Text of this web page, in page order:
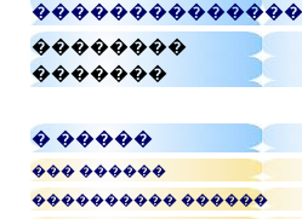
��������������
��������
�������
� �����
��� ������
���������� ������